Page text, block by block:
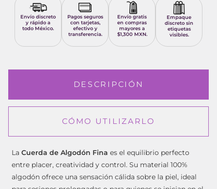
Envío discreto
y rápido a
todo México.
Pagos seguros
con tarjetas,
efectivo y
transferencia.
Envío gratis
en compras
mayores a
$1,300 MXN.
Empaque
discreto sin
etiquetas
visibles.
DESCRIPCIÓN
CÓMO UTILIZARLO
La Cuerda de Algodón Fina es el equilibrio perfecto
entre placer, creatividad y control. Su material 100%
algodón ofrece una sensación cálida sobre la piel, ideal